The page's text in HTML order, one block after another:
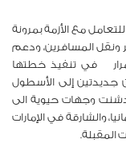
للتعامل مع الأزمة بمرونة
المسافرين، ودعم
في تنفيذ خطتها
جديدتين إلى الأسطول
وجهات حيوية الى
والشارقة في الإمارات
المقبلة.